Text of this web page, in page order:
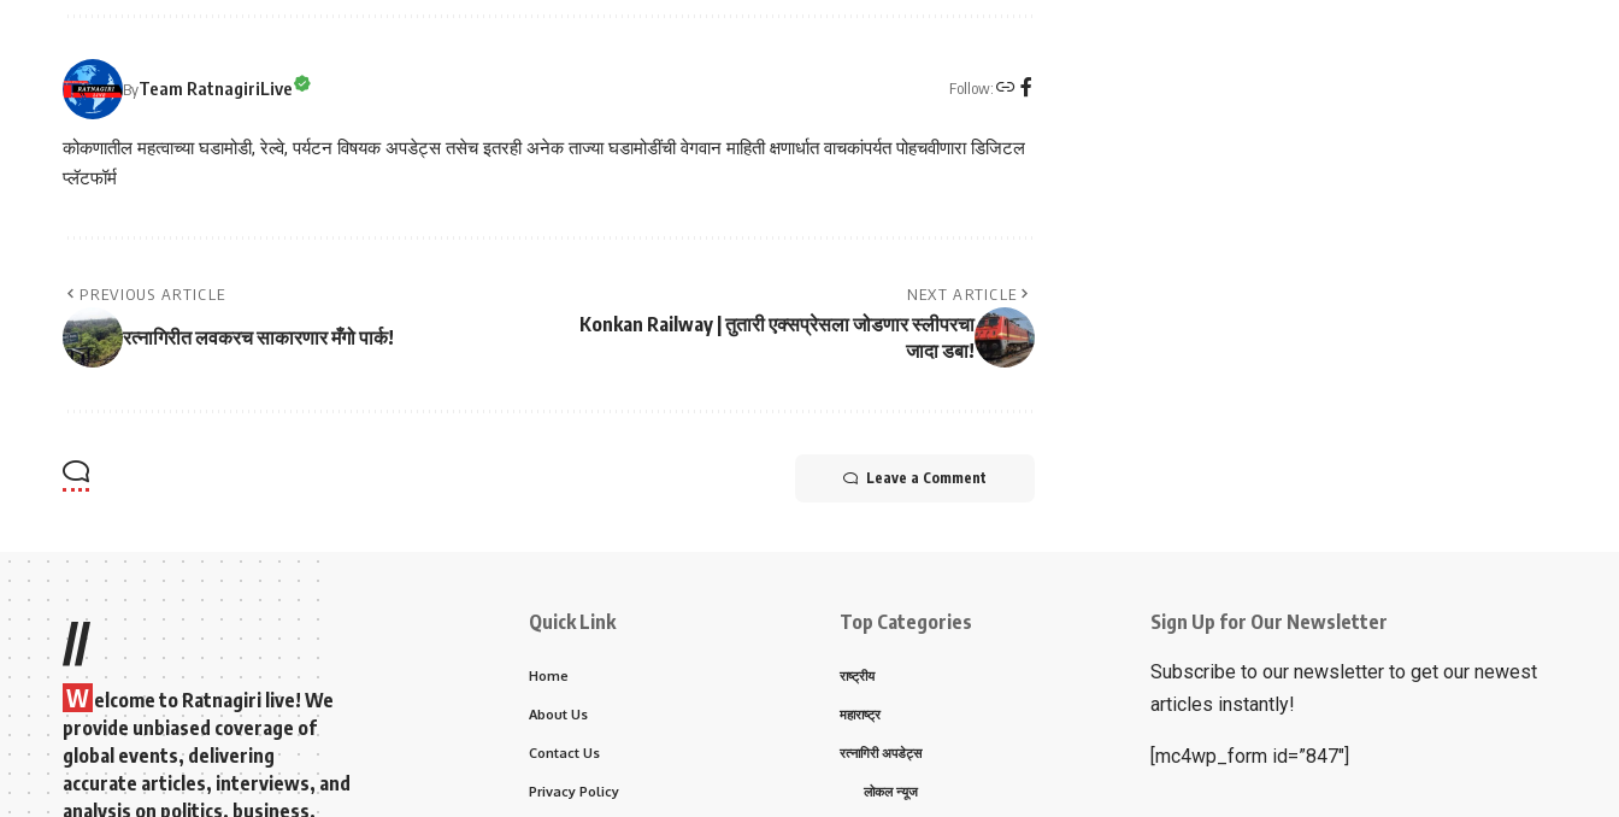
ByTeam RatnagiriLive Follow:
कोकणातील महत्वाच्या घडामोडी, रेल्वे, पर्यटन विषयक अपडेट्स तसेच इतरही अनेक ताज्या घडामोडींची वेगवान माहिती क्षणार्धात वाचकांपर्यत पोहचवीणारा डिजिटल
प्लॅटफॉर्म
PREVIOUS ARTICLE
रत्नागिरीत लवकरच साकारणार मँगो पार्क!
NEXT ARTICLE
Konkan Railway | तुतारी एक्सप्रेसला जोडणार स्लीपरचा
जादा डबा!
Leave a Comment
//
W elcome to Ratnagiri live! We
provide unbiased coverage of
global events, delivering
accurate articles, interviews, and
analysis on politics, business,
Quick Link
Home
About Us
Contact Us
Privacy Policy
Top Categories
राष्ट्रीय
महाराष्ट्र
रत्नागिरी अपडेट्स
लोकल न्यूज
Sign Up for Our Newsletter
Subscribe to our newsletter to get our newest
articles instantly!
[mc4wp_form id=”847″]